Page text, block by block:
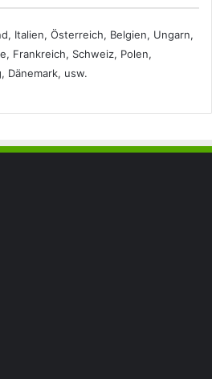
Italien, Österreich, Belgien, Ungarn,
Frankreich, Schweiz, Polen,
Dänemark, usw.